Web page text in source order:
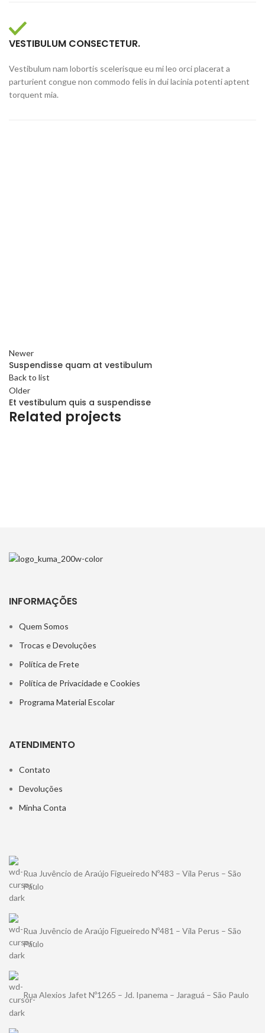
VESTIBULUM CONSECTETUR.
Vestibulum nam lobortis scelerisque eu mi leo orci placerat a
parturient congue non commodo felis in dui lacinia potenti aptent
torquent mia.
Newer
Suspendisse quam at vestibulum
Back to list
Older
Et vestibulum quis a suspendisse
Related projects
INFORMAÇÕES
Quem Somos
Trocas e Devoluções
Política de Frete
Política de Privacidade e Cookies
Programa Material Escolar
ATENDIMENTO
Contato
Devoluções
Minha Conta
Rua Juvêncio de Araújo Figueiredo Nº483 – Vila Perus – São
Paulo
Rua Juvêncio de Araújo Figueiredo Nº481 – Vila Perus – São
Paulo
Rua Alexios Jafet Nº1265 – Jd. Ipanema – Jaraguá – São Paulo